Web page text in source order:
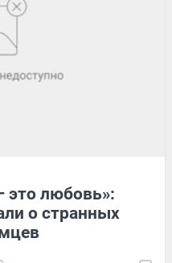
любовь»:
о странных